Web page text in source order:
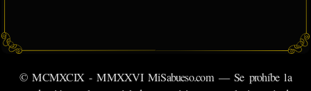
© MCMXCIX - MMXXVI MiSabueso.com — Se prohíbe la